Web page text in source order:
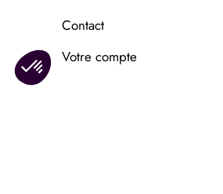
Contact
Votre compte